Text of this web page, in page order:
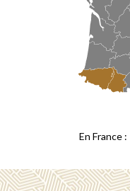
En France :